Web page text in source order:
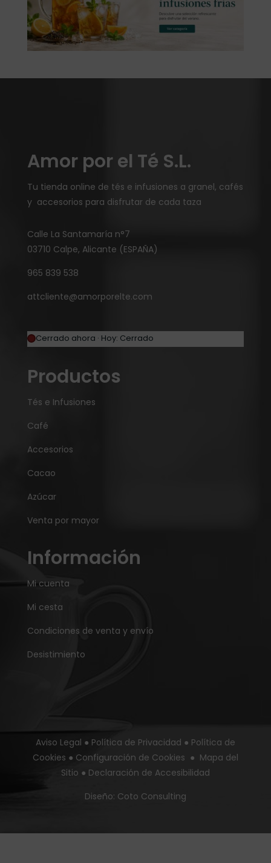
Amor por el Té S.L.
Tu tienda online de tés e infusiones a granel, cafés
y accesorios para disfrutar de cada taza
Calle La Santamaría n°7
03710 Calpe, Alicante (ESPAÑA)
965 839 538
attcliente@amorporelte.com
Cerrado ahora · Hoy: Cerrado
Productos
Tés e Infusiones
Café
Accesorios
Cacao
Azúcar
Venta por mayor
Información
Mi cuenta
Mi cesta
Condiciones de venta y envío
Desistimiento
Aviso Legal ● Política de Privacidad ● Política de
Cookies ● Configuración de Cookies ● Mapa del
Sitio ● Declaración de Accesibilidad
Diseño: Coto Consulting